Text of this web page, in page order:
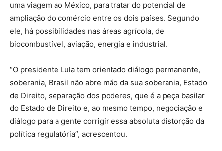
uma viagem ao México, para tratar do potencial de
ampliação do comércio entre os dois países. Segundo
ele, há possibilidades nas áreas agrícola, de
biocombustível, aviação, energia e industrial.
“O presidente Lula tem orientado diálogo permanente,
soberania, Brasil não abre mão da sua soberania, Estado
de Direito, separação dos poderes, que é a peça basilar
do Estado de Direito e, ao mesmo tempo, negociação e
diálogo para a gente corrigir essa absoluta distorção da
política regulatória”, acrescentou.